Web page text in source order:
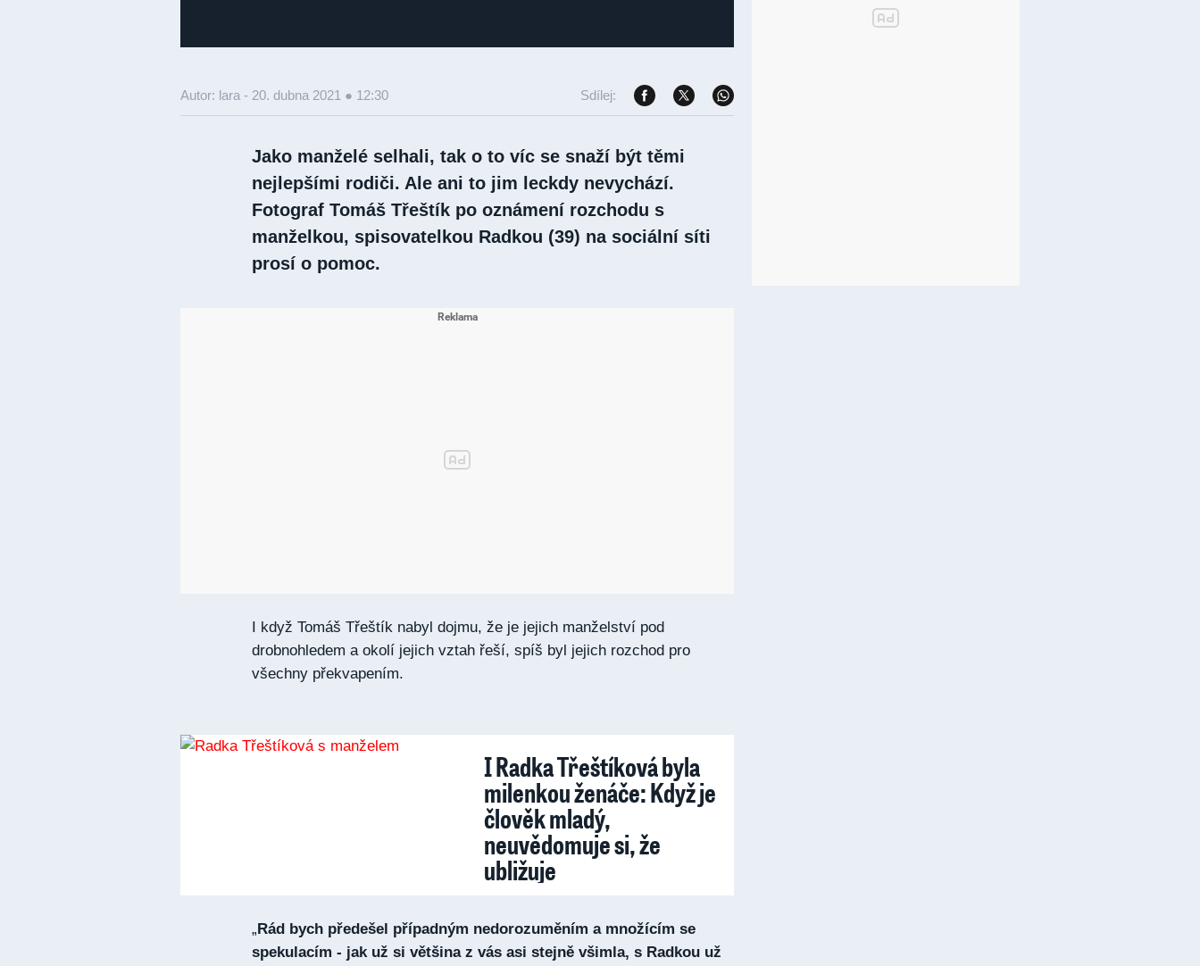
Autor: lara - 20. dubna 2021 ● 12:30 Sdílej:
Jako manželé selhali, tak o to víc se snaží být těmi
nejlepšími rodiči. Ale ani to jim leckdy nevychází.
Fotograf Tomáš Třeštík po oznámení rozchodu s
manželkou, spisovatelkou Radkou (39) na sociální síti
prosí o pomoc.
I když Tomáš Třeštík nabyl dojmu, že je jejich manželství pod
drobnohledem a okolí jejich vztah řeší, spíš byl jejich rozchod pro
všechny překvapením.
I Radka Třeštíková byla
milenkou ženáče: Když je
člověk mladý,
neuvědomuje si, že
ubližuje
„Rád bych předešel případným nedorozuměním a množícím se
spekulacím - jak už si většina z vás asi stejně všimla, s Radkou už